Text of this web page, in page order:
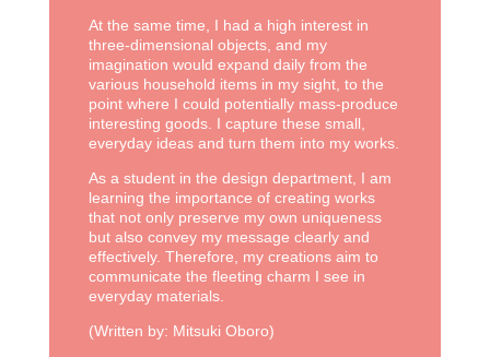
At the same time, I had a high interest in
three-dimensional objects, and my
imagination would expand daily from the
various household items in my sight, to the
point where I could potentially mass-produce
interesting goods. I capture these small,
everyday ideas and turn them into my works.
As a student in the design department, I am
learning the importance of creating works
that not only preserve my own uniqueness
but also convey my message clearly and
effectively. Therefore, my creations aim to
communicate the fleeting charm I see in
everyday materials.
(Written by: Mitsuki Oboro)